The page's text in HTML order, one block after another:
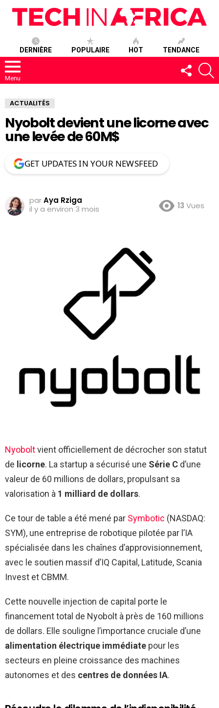
DERNIÈRE POPULAIRE HOT TENDANCE
Menu
SUIVEZ-
NOUS
ACTUALITÉS
Nyobolt devient une licorne avec
une levée de 60M$
GET UPDATES IN YOUR NEWSFEED
parAya Rziga
il y a environ 3 mois
13 Vues
Nyoboltvient officiellement de décrocher son statut
de licorne. La startup a sécurisé une Série C d’une
valeur de 60 millions de dollars, propulsant sa
valorisation à 1 milliard de dollars.
Ce tour de table a été mené par Symbotic (NASDAQ:
SYM), une entreprise de robotique pilotée par l’IA
spécialisée dans les chaînes d’approvisionnement,
avec le soutien massif d’IQ Capital, Latitude, Scania
Invest et CBMM.
Cette nouvelle injection de capital porte le
financement total de Nyobolt à près de 160 millions
de dollars. Elle souligne l’importance cruciale d’une
alimentation électrique immédiate pour les
secteurs en pleine croissance des machines
autonomes et des centres de données IA.